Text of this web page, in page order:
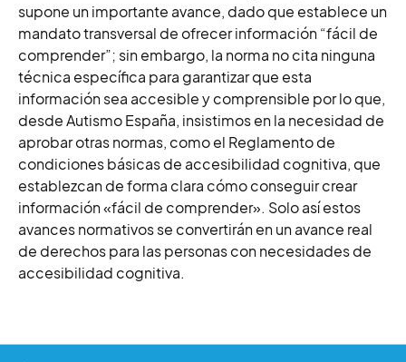
supone un importante avance, dado que establece un
mandato transversal de ofrecer información “fácil de
comprender”; sin embargo, la norma no cita ninguna
técnica específica para garantizar que esta
información sea accesible y comprensible por lo que,
desde Autismo España, insistimos en la necesidad de
aprobar otras normas, como el Reglamento de
condiciones básicas de accesibilidad cognitiva, que
establezcan de forma clara cómo conseguir crear
información «fácil de comprender». Solo así estos
avances normativos se convertirán en un avance real
de derechos para las personas con necesidades de
accesibilidad cognitiva.